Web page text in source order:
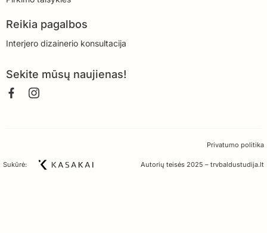
Reikia pagalbos
Interjero dizainerio konsultacija
Sekite mūsų naujienas!
Privatumo politika
Sukūrė: Autorių teisės 2025 – trvbaldustudija.lt